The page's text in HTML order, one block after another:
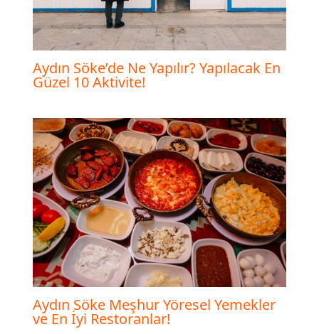
Aydın Söke’de Ne Yapılır? Yapılacak En
Güzel 10 Aktivite!
Aydın Söke Meşhur Yöresel Yemekler
ve En İyi Restoranlar!